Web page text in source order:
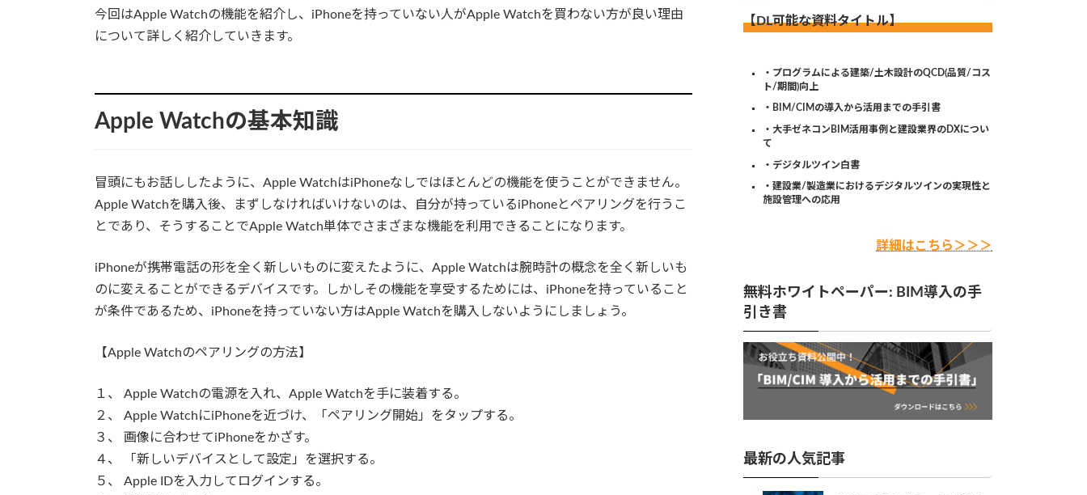
今回はApple Watchの機能を紹介し、iPhoneを持っていない人がApple Watchを買わない方が良い理由
について詳しく紹介していきます。
Apple Watchの基本知識
冒頭にもお話ししたように、Apple WatchはiPhoneなしではほとんどの機能を使うことができません。
Apple Watchを購入後、まずしなければいけないのは、自分が持っているiPhoneとペアリングを行うこ
とであり、そうすることでApple Watch単体でさまざまな機能を利用できることになります。
iPhoneが携帯電話の形を全く新しいものに変えたように、Apple Watchは腕時計の概念を全く新しいも
のに変えることができるデバイスです。しかしその機能を享受するためには、iPhoneを持っていること
が条件であるため、iPhoneを持っていない方はApple Watchを購入しないようにしましょう。
【Apple Watchのペアリングの方法】
１、 Apple Watchの電源を入れ、Apple Watchを手に装着する。
２、 Apple WatchにiPhoneを近づけ、「ペアリング開始」をタップする。
３、 画像に合わせてiPhoneをかざす。
４、 「新しいデバイスとして設定」を選択する。
５、 Apple IDを入力してログインする。
【DL可能な資料タイトル】
・プログラムによる建築/土木設計のQCD(品質/コス
ト/期間)向上
・BIM/CIMの導入から活用までの手引書
・大手ゼネコンBIM活用事例と建設業界のDXについ
て
・デジタルツイン白書
・建設業/製造業におけるデジタルツインの実現性と
施設管理への応用
詳細はこちら＞＞＞
無料ホワイトペーパー: BIM導入の手
引き書
最新の人気記事